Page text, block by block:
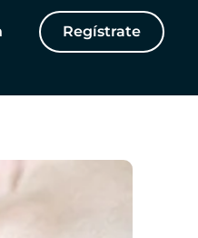
Regístrate